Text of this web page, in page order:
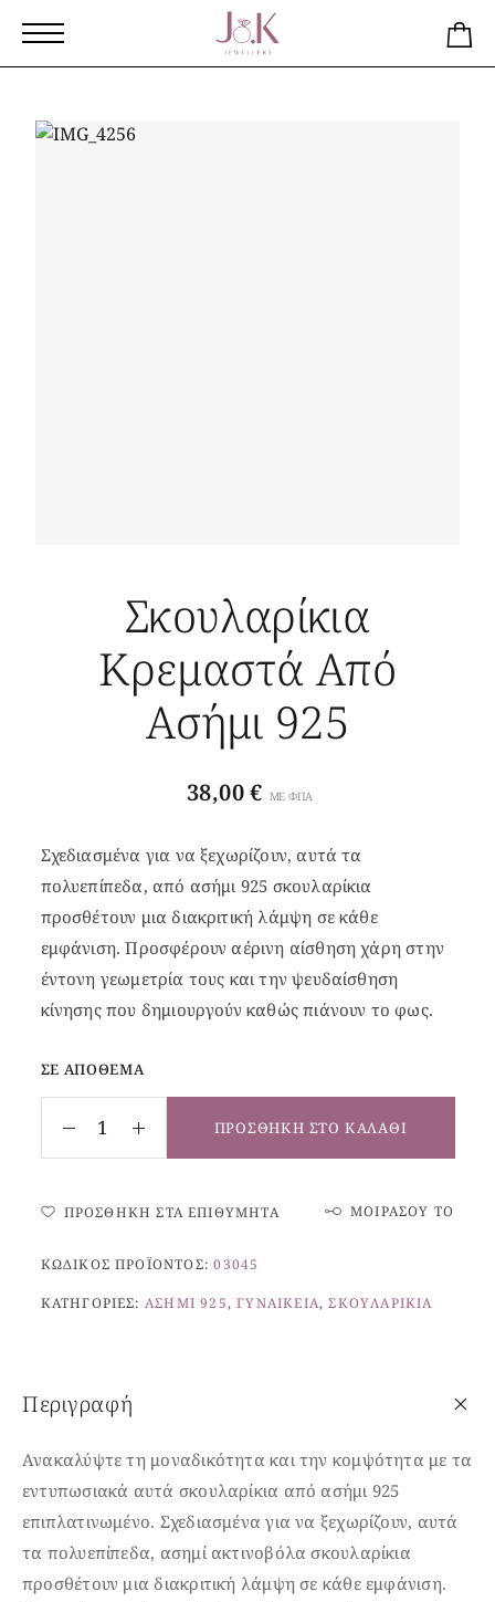
Σκουλαρίκια
Κρεμαστά Από
Ασήμι 925
38,00€ ΜΕ ΦΠΑ
Σχεδιασμένα για να ξεχωρίζουν, αυτά τα
πολυεπίπεδα, από ασήμι 925 σκουλαρίκια
προσθέτουν μια διακριτική λάμψη σε κάθε
εμφάνιση. Προσφέρουν αέρινη αίσθηση χάρη στην
έντονη γεωμετρία τους και την ψευδαίσθηση
κίνησης που δημιουργούν καθώς πιάνουν το φως.
ΣΕ ΑΠΌΘΕΜΑ
ΠΡΟΣΘΉΚΗ ΣΤΟ ΚΑΛΆΘΙ
ΠΡΟΣΘΉΚΗ ΣΤΑ ΕΠΙΘΥΜΗΤΆ ΜΟΙΡΆΣΟΥ ΤΟ
ΚΩΔΙΚΌΣ ΠΡΟΪΌΝΤΟΣ:03045
ΚΑΤΗΓΟΡΊΕΣ: ΑΣΉΜΙ 925,ΓΥΝΑΙΚΕΊΑ,ΣΚΟΥΛΑΡΊΚΙΑ
Περιγραφή
Ανακαλύψτε τη μοναδικότητα και την κομψότητα με τα
εντυπωσιακά αυτά σκουλαρίκια από ασήμι 925
επιπλατινωμένο. Σχεδιασμένα για να ξεχωρίζουν, αυτά
τα πολυεπίπεδα, ασημί ακτινοβόλα σκουλαρίκια
προσθέτουν μια διακριτική λάμψη σε κάθε εμφάνιση.